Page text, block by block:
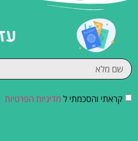
קראתי והסכמתי ל מדיניות הפרטיות